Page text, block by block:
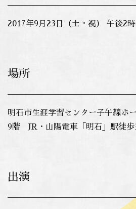
2017年9月23日（土・祝） 午後2
場所
明石市生涯学習センター子午線ホ
9階 JR・山陽電車「明石」駅徒歩
出演